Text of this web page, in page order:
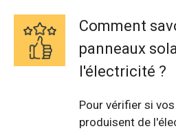
Comment
panneaux
l'électricité ?
Pour vérifier si
produisent de